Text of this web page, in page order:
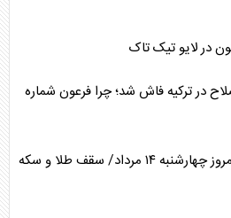
جدید است؟
تثبیت معادلات
برزیل
در لایو تیک تاک
در ترکیه فاش شد؛ چرا فرعون شماره
آخرین قیمت طلا و سکه امروز چهارشنبه ۱۴ مرداد/ سقف طلا و سکه